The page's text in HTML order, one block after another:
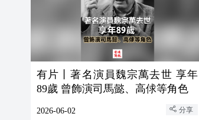
有片丨著名演員魏宗萬去世 享年
89歲 曾飾演司馬懿、高俅等角色
2026-06-02 分享